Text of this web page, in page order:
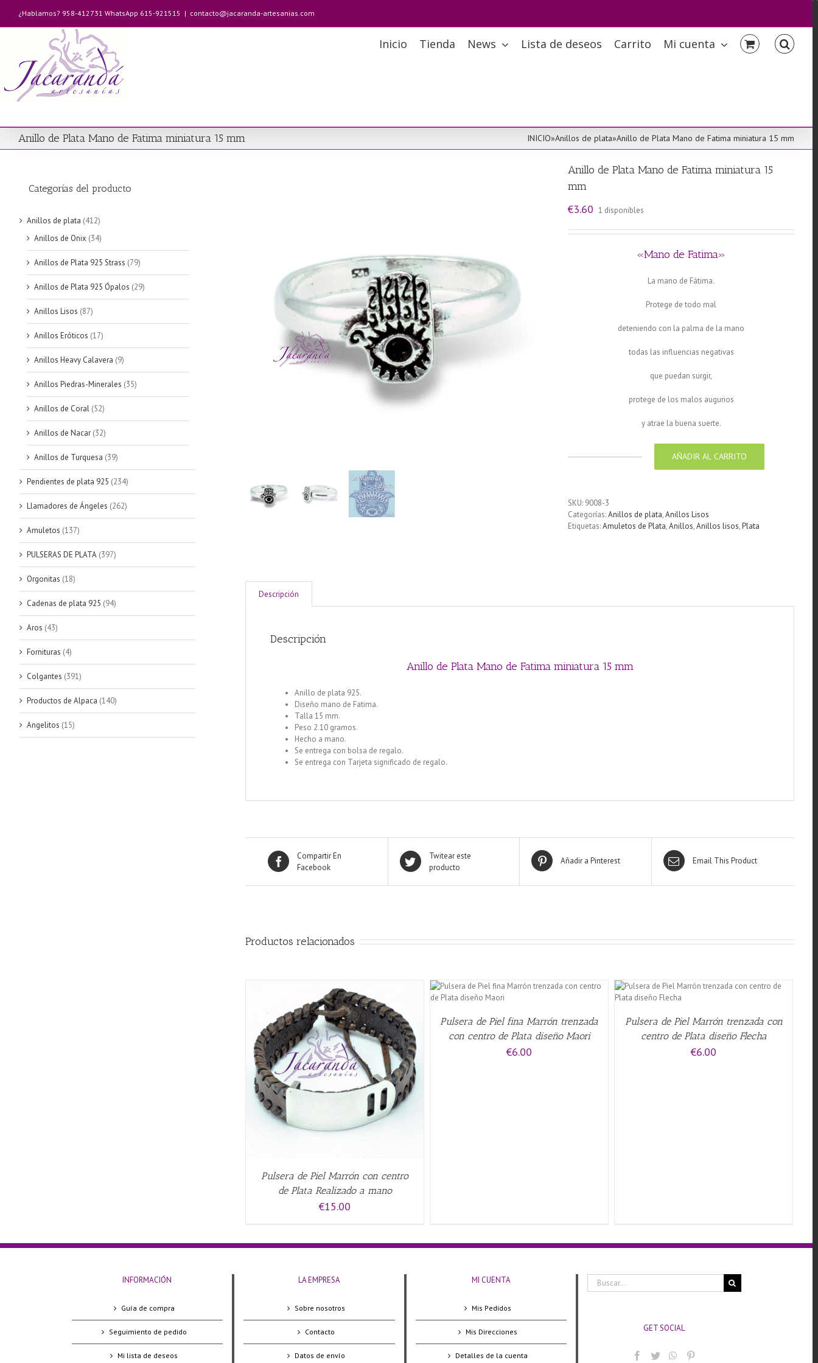
contenido
¿Hablamos? 958-412731 WhatsApp 615-921515 | contacto@jacaranda-artesanias.com
Inicio Tienda News Lista de deseos Carrito Mi cuenta
Anillo de Plata Mano de Fatima miniatura 15 mm INICIO»Anillos de plata»Anillo de Plata Mano de Fatima miniatura 15 mm
Anillo de Plata Mano de Fatima miniatura 15
mm
€3.60 1 disponibles
«Mano de Fatima»
La mano de Fátima.
Protege de todo mal
deteniendo con la palma de la mano
todas las influencias negativas
que puedan surgir,
protege de los malos augurios
y atrae la buena suerte.
de
Fatima
miniatura
AÑADIR AL CARRITO
SKU: 9008-3
Categorías:Anillos de plata,Anillos Lisos
Etiquetas:Amuletos de Plata,Anillos,Anillos lisos,Plata
Descripción
Descripción
Anillo de Plata Mano de Fatima miniatura 15 mm
Anillo de plata 925.
Diseño mano de Fatima.
Talla 15 mm.
Peso 2.10 gramos.
Hecho a mano.
Se entrega con bolsa de regalo.
Se entrega con Tarjeta significado de regalo.
Compartir En
Facebook
Twitear este
producto
Añadir a Pinterest Email This Product
Productos relacionados
Pulsera de Piel Marrón con centro
de Plata Realizado a mano
€15.00
QUICK VIEW
Pulsera de Piel fina Marrón trenzada
con centro de Plata diseño Maori
€6.00
QUICK VIEW
Pulsera de Piel Marrón trenzada con
centro de Plata diseño Flecha
€6.00
Categorías del producto
Anillos de plata (412)
Anillos de Onix (34)
Anillos de Plata 925 Strass (79)
Anillos de Plata 925 Ópalos (29)
Anillos Lisos (87)
Anillos Eróticos (17)
Anillos Heavy Calavera (9)
Anillos Piedras-Minerales (35)
Anillos de Coral (52)
Anillos de Nacar (32)
Anillos de Turquesa (39)
Pendientes de plata 925 (234)
Llamadores de Ángeles (262)
Amuletos (137)
PULSERAS DE PLATA (397)
Orgonitas (18)
Cadenas de plata 925 (94)
Aros (43)
Fornituras (4)
Colgantes (391)
Productos de Alpaca (140)
Angelitos (15)
INFORMACIÓN
Guía de compra
Seguimiento de pedido
Mi lista de deseos
LA EMPRESA
Sobre nosotros
Contacto
Datos de envío
MI CUENTA
Mis Pedidos
Mis Direcciones
Detalles de la cuenta
Buscar:
GET SOCIAL